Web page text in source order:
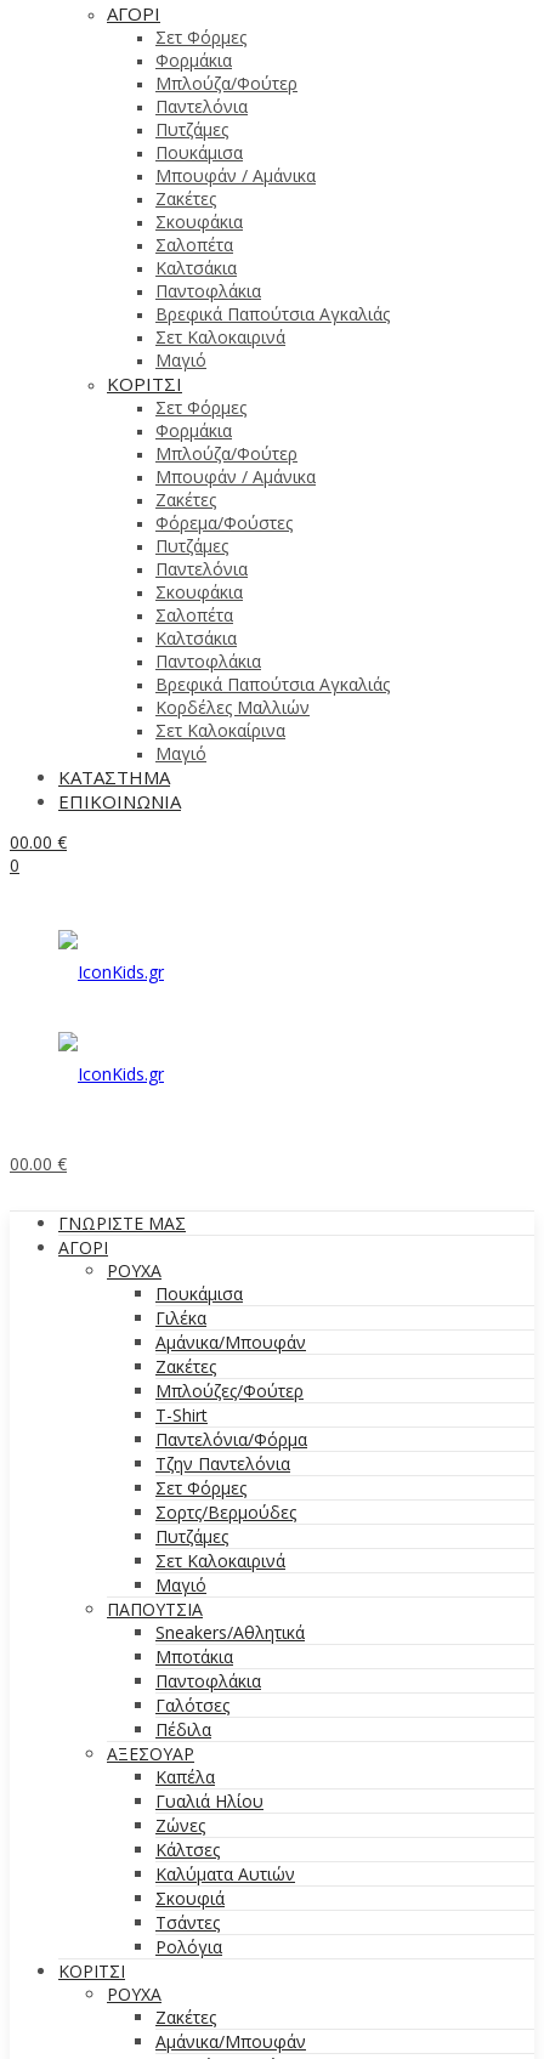
ΑΓΟΡΙ
Σετ Φόρμες
Φορμάκια
Μπλούζα/Φούτερ
Παντελόνια
Πυτζάμες
Πουκάμισα
Μπουφάν / Αμάνικα
Ζακέτες
Σκουφάκια
Σαλοπέτα
Καλτσάκια
Παντοφλάκια
Βρεφικά Παπούτσια Αγκαλιάς
Σετ Καλοκαιρινά
Μαγιό
ΚΟΡΙΤΣΙ
Σετ Φόρμες
Φορμάκια
Μπλούζα/Φούτερ
Μπουφάν / Αμάνικα
Ζακέτες
Φόρεμα/Φούστες
Πυτζάμες
Παντελόνια
Σκουφάκια
Σαλοπέτα
Καλτσάκια
Παντοφλάκια
Βρεφικά Παπούτσια Αγκαλιάς
Κορδέλες Μαλλιών
Σετ Καλοκαίρινα
Μαγιό
ΚΑΤΑΣΤΗΜΑ
ΕΠΙΚΟΙΝΩΝΙΑ
00.00 €
0
00.00 €
ΓΝΩΡΙΣΤΕ ΜΑΣ
ΑΓΟΡΙ
ΡΟΥΧΑ
Πουκάμισα
Γιλέκα
Αμάνικα/Μπουφάν
Ζακέτες
Μπλούζες/Φούτερ
T-Shirt
Παντελόνια/Φόρμα
Τζην Παντελόνια
Σετ Φόρμες
Σορτς/Βερμούδες
Πυτζάμες
Σετ Καλοκαιρινά
Μαγιό
ΠΑΠΟΥΤΣΙΑ
Sneakers/Aθλητικά
Μποτάκια
Παντοφλάκια
Γαλότσες
Πέδιλα
ΑΞΕΣΟΥΑΡ
Καπέλα
Γυαλιά Ηλίου
Ζώνες
Κάλτσες
Καλύματα Αυτιών
Σκουφιά
Τσάντες
Ρολόγια
ΚΟΡΙΤΣΙ
ΡΟΥΧΑ
Ζακέτες
Αμάνικα/Μπουφάν